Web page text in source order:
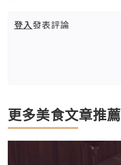
登入發表評論
更多美食文章推薦